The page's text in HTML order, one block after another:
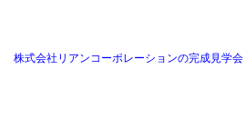
株式会社リアンコーポレーションの完成見学